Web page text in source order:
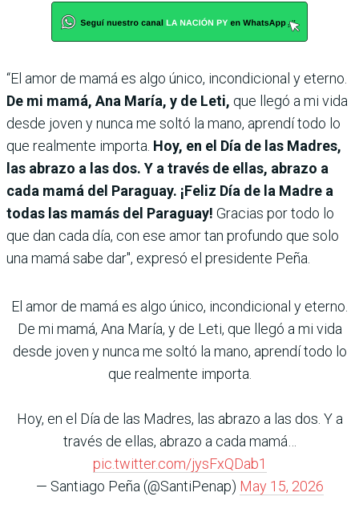
“El amor de mamá es algo único, incondicional y eterno.
De mi mamá, Ana María, y de Leti, que llegó a mi vida
desde joven y nunca me soltó la mano, aprendí todo lo
que realmente importa. Hoy, en el Día de las Madres,
las abrazo a las dos. Y a través de ellas, abrazo a
cada mamá del Paraguay. ¡Feliz Día de la Madre a
todas las mamás del Paraguay! Gracias por todo lo
que dan cada día, con ese amor tan profundo que solo
una mamá sabe dar", expresó el presidente Peña.
El amor de mamá es algo único, incondicional y eterno.
De mi mamá, Ana María, y de Leti, que llegó a mi vida
desde joven y nunca me soltó la mano, aprendí todo lo
que realmente importa.
Hoy, en el Día de las Madres, las abrazo a las dos. Y a
través de ellas, abrazo a cada mamá…
pic.twitter.com/jysFxQDab1
— Santiago Peña (@SantiPenap) May 15, 2026